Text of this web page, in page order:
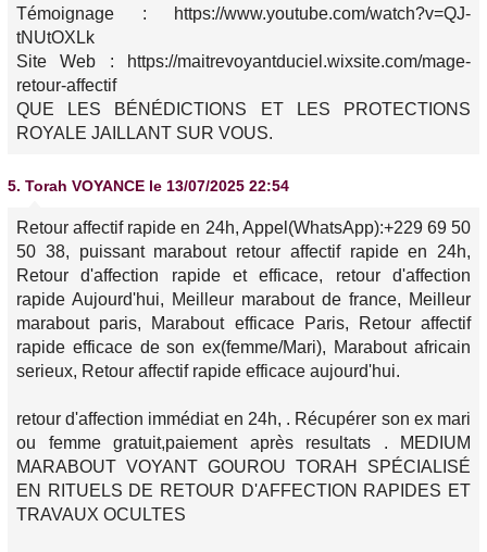
Témoignage : https://www.youtube.com/watch?v=QJ-
tNUtOXLk
Site Web : https://maitrevoyantduciel.wixsite.com/mage-
retour-affectif
QUE LES BÉNÉDICTIONS ET LES PROTECTIONS
ROYALE JAILLANT SUR VOUS.
5. Torah VOYANCE le 13/07/2025 22:54
Retour affectif rapide en 24h, Appel(WhatsApp):+229 69 50
50 38, puissant marabout retour affectif rapide en 24h,
Retour d'affection rapide et efficace, retour d'affection
rapide Aujourd'hui, Meilleur marabout de france, Meilleur
marabout paris, Marabout efficace Paris, Retour affectif
rapide efficace de son ex(femme/Mari), Marabout africain
serieux, Retour affectif rapide efficace aujourd'hui.
retour d'affection immédiat en 24h, . Récupérer son ex mari
ou femme gratuit,paiement après resultats . MEDIUM
MARABOUT VOYANT GOUROU TORAH SPÉCIALISÉ
EN RITUELS DE RETOUR D'AFFECTION RAPIDES ET
TRAVAUX OCULTES